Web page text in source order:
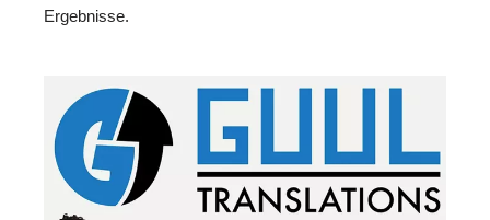
Ergebnisse.